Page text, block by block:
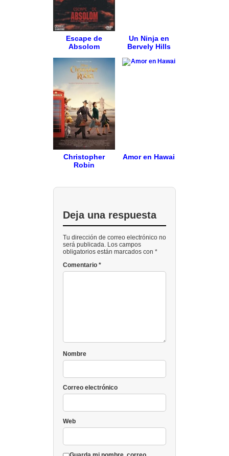
Escape de
Absolom
Un Ninja en
Bervely Hills
Christopher
Robin
Amor en Hawai
Deja una respuesta
Tu dirección de correo electrónico no
será publicada. Los campos
obligatorios están marcados con *
Comentario *
Nombre
Correo electrónico
Web